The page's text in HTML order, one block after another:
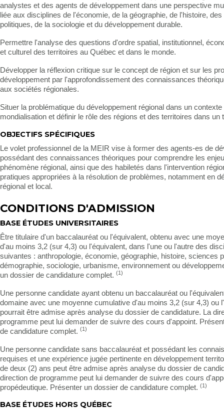
analystes et des agents de développement dans une perspective
liée aux disciplines de l'économie, de la géographie, de l'histoire,
politiques, de la sociologie et du développement durable.
Permettre l'analyse des questions d'ordre spatial, institutionnel,
et culturel des territoires au Québec et dans le monde.
Développer la réflexion critique sur le concept de région et sur les
développement par l'approfondissement des connaissances
aux sociétés régionales.
Situer la problématique du développement régional dans un contexte
mondialisation et définir le rôle des régions et des territoires dans un
OBJECTIFS SPÉCIFIQUES
Le volet professionnel de la MEIR vise à former des agents-es de
possédant des connaissances théoriques pour comprendre les
phénomène régional, ainsi que des habiletés dans l'intervention
pratiques appropriées à la résolution de problèmes, notamment en
régional et local.
CONDITIONS D'ADMISSION
BASE ÉTUDES UNIVERSITAIRES
Être titulaire d'un baccalauréat ou l'équivalent, obtenu avec une
d'au moins 3,2 (sur 4,3) ou l'équivalent, dans l'une ou l'autre des
suivantes : anthropologie, économie, géographie, histoire, sciences
démographie, sociologie, urbanisme, environnement ou
un dossier de candidature complet. (1)
Une personne candidate ayant obtenu un baccalauréat ou
domaine avec une moyenne cumulative d'au moins 3,2 (sur 4,3) ou
pourrait être admise après analyse du dossier de candidature. La
programme peut lui demander de suivre des cours d'appoint.
de candidature complet. (1)
Une personne candidate sans baccalauréat et possédant les
requises et une expérience jugée pertinente en développement
de deux (2) ans peut être admise après analyse du dossier de
direction de programme peut lui demander de suivre des cours
propédeutique. Présenter un dossier de candidature complet. (1)
BASE ÉTUDES HORS QUÉBEC